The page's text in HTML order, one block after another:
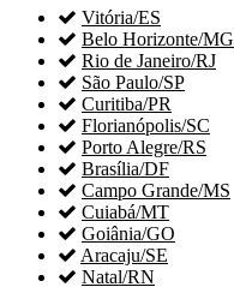
 Vitória/ES
 Belo Horizonte/MG
 Rio de Janeiro/RJ
 São Paulo/SP
 Curitiba/PR
 Florianópolis/SC
 Porto Alegre/RS
 Brasília/DF
 Campo Grande/MS
 Cuiabá/MT
 Goiânia/GO
 Aracaju/SE
 Natal/RN